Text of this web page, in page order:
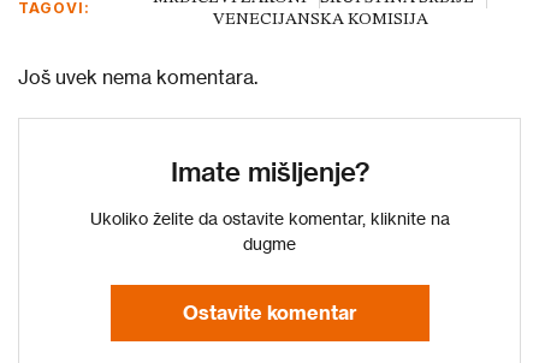
TAGOVI:
VENECIJANSKA KOMISIJA
Još uvek nema komentara.
Imate mišljenje?
Ukoliko želite da ostavite komentar, kliknite na
dugme
Ostavite komentar